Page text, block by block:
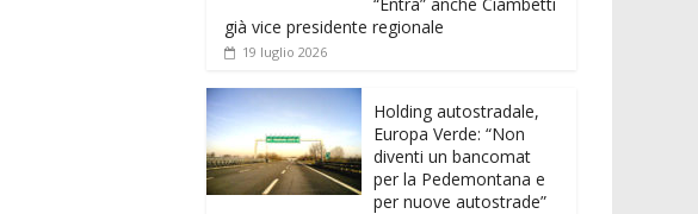
già vice presidente regionale
19 luglio 2026
Holding autostradale,
Europa Verde: “Non
diventi un bancomat
per la Pedemontana e
per nuove autostrade”